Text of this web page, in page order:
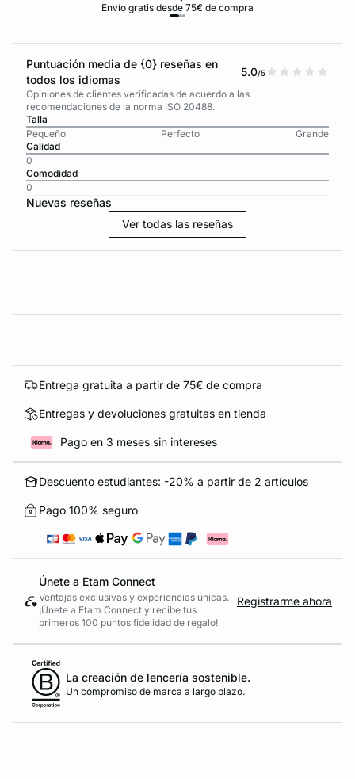
Envío gratis desde 75€ de compra
Puntuación media de {0} reseñas en
todos los idiomas
5.0/5
Opiniones de clientes verificadas de acuerdo a las
recomendaciones de la norma ISO 20488.
Talla
Pequeño
Perfecto
Grande
Calidad
0
Comodidad
0
Nuevas reseñas
Ver todas las reseñas
Entrega gratuita a partir de 75€ de compra
Entregas y devoluciones gratuitas en tienda
Pago en 3 meses sin intereses
Descuento estudiantes: -20% a partir de 2 artículos
Pago 100% seguro
Únete a Etam Connect
Ventajas exclusivas y experiencias únicas.
¡Únete a Etam Connect y recibe tus
primeros 100 puntos fidelidad de regalo!
Registrarme ahora
La creación de lencería sostenible.
Un compromiso de marca a largo plazo.